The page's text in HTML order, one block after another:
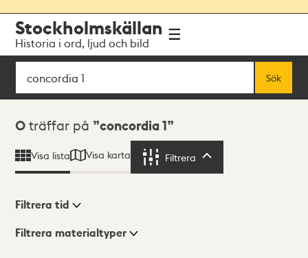
navigationen
huvudinnehållet
Stockholmskällan
Historia i ord, ljud och bild
Sök
Sök
Sökresultat
0 träffar på concordia 1
Visa lista Visa karta Filtrera
Visningsläge
Filtrera tid
Filtrera materialtyper